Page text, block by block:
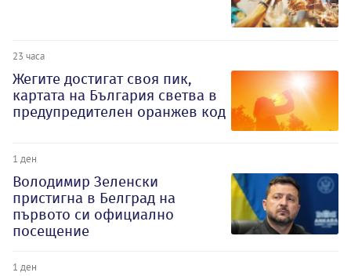
23 часа
Жегите достигат своя пик,
картата на България светва в
предупредителен оранжев код
1 ден
Володимир Зеленски
пристигна в Белград на
първото си официално
посещение
1 ден